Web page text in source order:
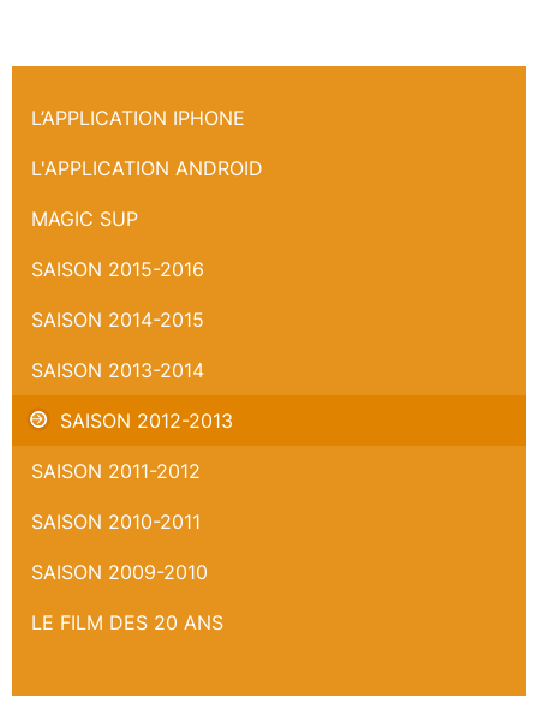
L’APPLICATION IPHONE
L'APPLICATION ANDROID
MAGIC SUP
SAISON 2015-2016
SAISON 2014-2015
SAISON 2013-2014
SAISON 2012-2013
SAISON 2011-2012
SAISON 2010-2011
SAISON 2009-2010
LE FILM DES 20 ANS